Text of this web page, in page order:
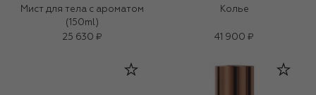
Мист для тела с ароматом
(150ml)
25 630 ₽
Колье
41 900 ₽